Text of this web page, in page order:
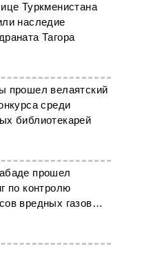
Туркменистана
наследие
Тагора
прошел велаятский
среди
библиотекарей
прошел
по контролю
вредных газов